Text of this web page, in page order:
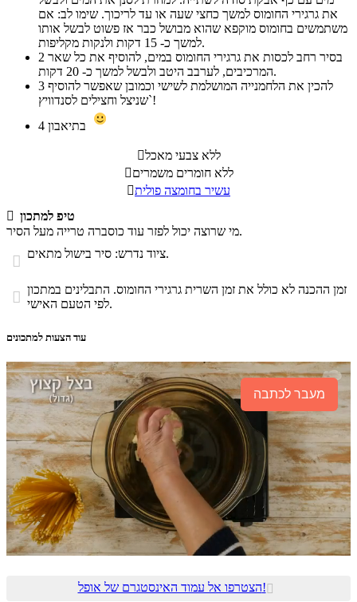
את גרגירי החומוס למשך כחצי שעה או עד לריכוך. שימו לב: אם
משתמשים בחומוס מוקפא שהוא מבושל כבר אז פשוט לבשל אותו
למשך כ- 15 דקות ולנקות מקליפות.
2
המרכיבים, לערבב היטב ולבשל למשך כ- 20 דקות.
3
שניצל וחצילים לסנדוויץ`!
4
ללא צבעי מאכל
ללא חומרים משמרים
עשיר בחומצה פולית
 טיפ למתכון
מי שרוצה יכול לפזר עוד כוסברה טרייה מעל הסיר.
 ציוד נדרש: סיר בישול מתאים.
 זמן ההכנה לא כולל את זמן השרית גרגירי החומוס. התבלינים במתכון
לפי הטעם האישי.
עוד הצעות למתכונים
מעבר לכתבה
הצטרפו אל עמוד האינסטגרם של אופל!